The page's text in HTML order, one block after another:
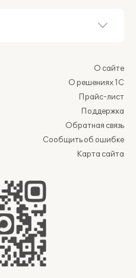
О сайте
О решениях 1С
Прайс-лист
Поддержка
Обратная связь
Сообщить об ошибке
Карта сайта